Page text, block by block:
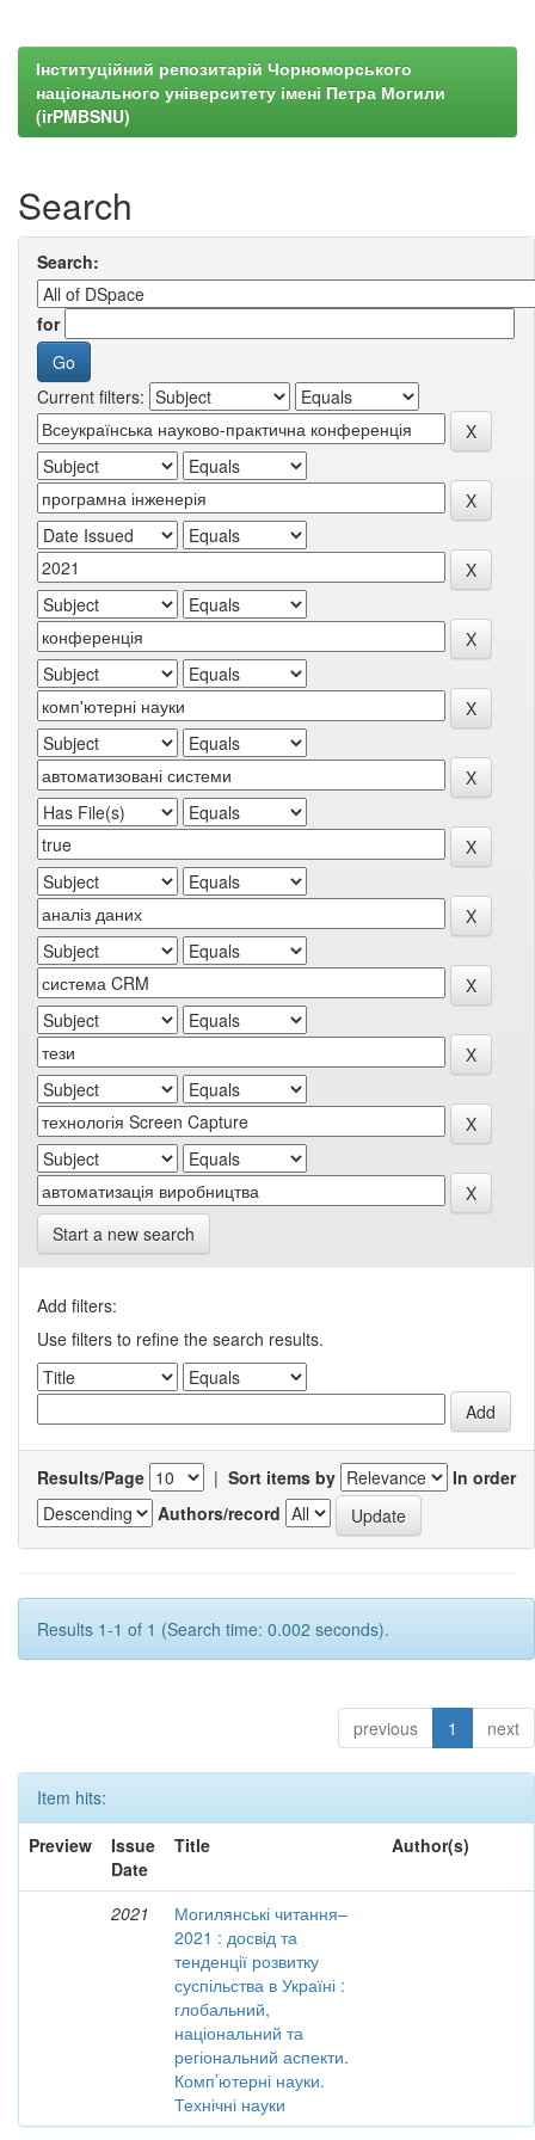
Інституційний репозитарій Чорноморського
національного університету імені Петра Могили
(irPMBSNU)
Search
Search:
for
Current filters:
Start a new search
Add filters:
Use filters to refine the search results.
Results/Page | Sort items by
In order
Authors/record
Results 1-1 of 1 (Search time: 0.002 seconds).
previous 1 next
Item hits:
Preview
Issue
Date
Title Author(s)
2021
Могилянські читання–
2021 : досвід та
тенденції розвитку
суспільства в Україні :
глобальний,
національний та
регіональний аспекти.
Комп’ютерні науки.
Технічні науки